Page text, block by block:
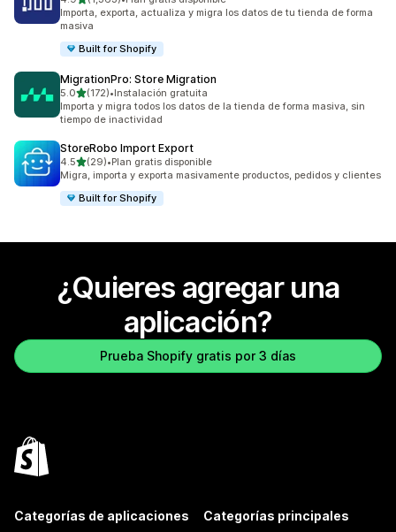
1363 reseñas en total
Importa, exporta, actualiza y migra los datos de tu tienda de forma
masiva
Built for Shopify
MigrationPro: Store Migration
5.0de 5 estrellas
(172)
172 reseñas en total
•Instalación gratuita
Importa y migra todos los datos de la tienda de forma masiva, sin
tiempo de inactividad
StoreRobo Import Export
4.5de 5 estrellas
(29)
29 reseñas en total
•Plan gratis disponible
Migra, importa y exporta masivamente productos, pedidos y clientes
Built for Shopify
¿Quieres agregar una
aplicación?
Prueba Shopify gratis por 3 días
Categorías de aplicaciones Categorías principales